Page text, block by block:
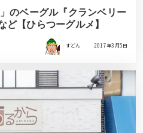
のベーグル『クランベリー
ど【ひらつーグルメ】
すどん 2017年3月5日